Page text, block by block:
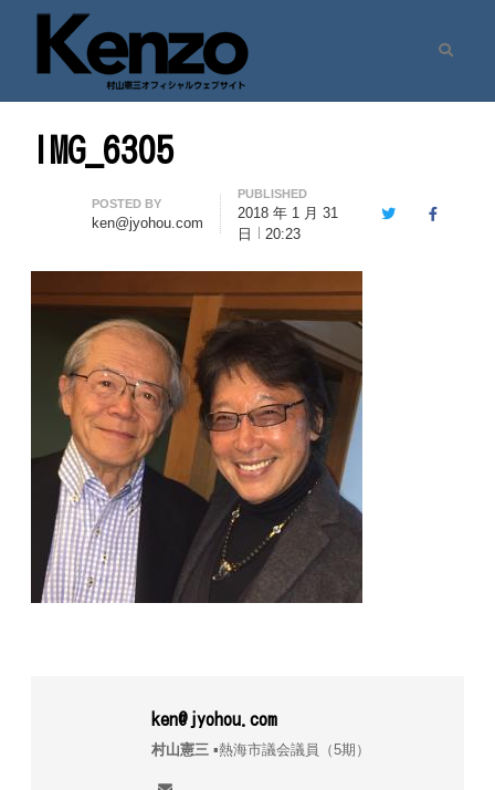
七転八起 – 村山憲三 Official Site
村山憲三ウェブサイト
IMG_6305
Author
POSTED BY
ken@jyohou.com
PUBLISHED
2018 年 1 月 31
日
20:23
TwitterFacebook
ken@jyohou.com
村山憲三▪︎熱海市議会議員（5期）